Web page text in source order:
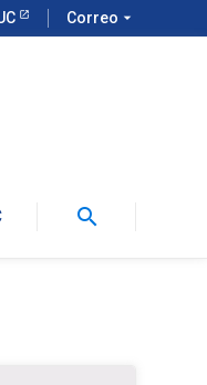
Correo arrow_drop_down
search